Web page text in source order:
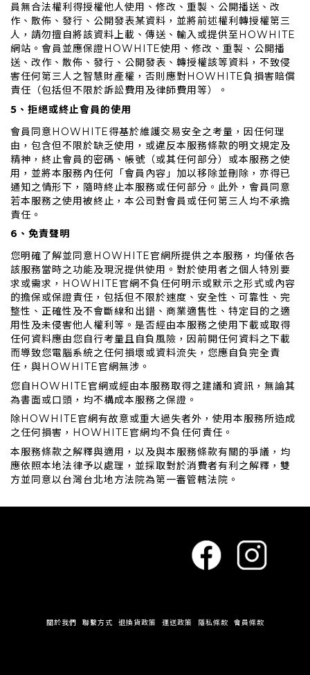
員無合法權利得授權他人使用、修改、重製、公開播送、改
作、散佈、發行、公開發表某資料，並將前述權利轉授權第三
人，請勿擅自將該資料上載、傳送、輸入或提供至HOWHITE
網站。會員並應保證HOWHITE使用、修改、重製、公開播
送、改作、散佈、發行、公開發表、轉授權該等資料，不致侵
害任何第三人之智慧財產權，否則應對HOWHITE負損害賠償
責任（包括但不限於訴訟費用及律師費用等）。
5、拒絕或終止會員的使用
會員同意HOWHITE得基於維護交易安全之考量，因任何理
由，包含但不限於缺乏使用，或違反本服務條款的明文規定及
精神，終止會員的密碼、帳號（或其任何部分）或本服務之使
用，並將本服務內任何「會員內容」加以移除並刪除，亦得已
通知之情形下，隨時終止本服務或任何部分。此外，會員同意
若本服務之使用被終止，本公司對會員或任何第三人均不承擔
責任。
6、免責聲明
您明確了解並同意HOWHITE官網所提供之本服務，均僅依各
該服務當時之功能及現況提供使用。對於使用者之個人特別要
求或需求，HOWHITE官網不負任何明示或默示之形式或內容
的擔保或保證責任，包括但不限於速度、安全性、可靠性、完
整性、正確性及不會斷線和出錯、商業適售性、特定目的之適
用性及未侵害他人權利等。是否經由本服務之使用下載或取得
任何資料應由您自行考量且自負風險，因前開任何資料之下載
而導致您電腦系統之任何損壞或資料流失，您應自負完全責
任，與HOWHITE官網無涉。
您自HOWHITE官網或經由本服務取得之建議和資訊，無論其
為書面或口頭，均不構成本服務之保證。
除HOWHITE官網有故意或重大過失者外，使用本服務所造成
之任何損害，HOWHITE官網均不負任何責任。
本服務條款之解釋與適用，以及與本服務條款有關的爭議，均
應依照本地法律予以處理，並採取對於消費者有利之解釋，雙
方並同意以台灣台北地方法院為第一審管轄法院。
關於我們 聯繫方式 退換貨政策 運送政策 隱私條款 會員條款